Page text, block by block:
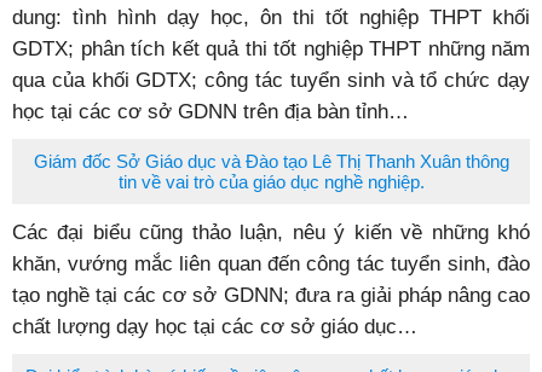
dung: tình hình dạy học, ôn thi tốt nghiệp THPT khối
GDTX; phân tích kết quả thi tốt nghiệp THPT những năm
qua của khối GDTX; công tác tuyển sinh và tổ chức dạy
học tại các cơ sở GDNN trên địa bàn tỉnh…
Giám đốc Sở Giáo dục và Đào tạo Lê Thị Thanh Xuân thông
tin về vai trò của giáo dục nghề nghiệp.
Các đại biểu cũng thảo luận, nêu ý kiến về những khó
khăn, vướng mắc liên quan đến công tác tuyển sinh, đào
tạo nghề tại các cơ sở GDNN; đưa ra giải pháp nâng cao
chất lượng dạy học tại các cơ sở giáo dục…